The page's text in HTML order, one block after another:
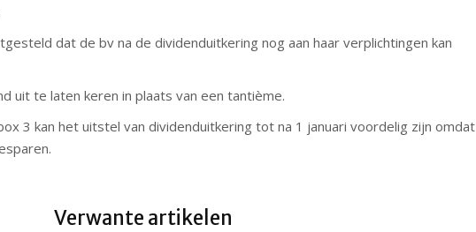
dat de bv na de dividenduitkering nog aan haar verplichtingen kan
uit te laten keren in plaats van een tantième.
3 kan het uitstel van dividenduitkering tot na 1 januari voordelig zijn omdat
Verwante artikelen